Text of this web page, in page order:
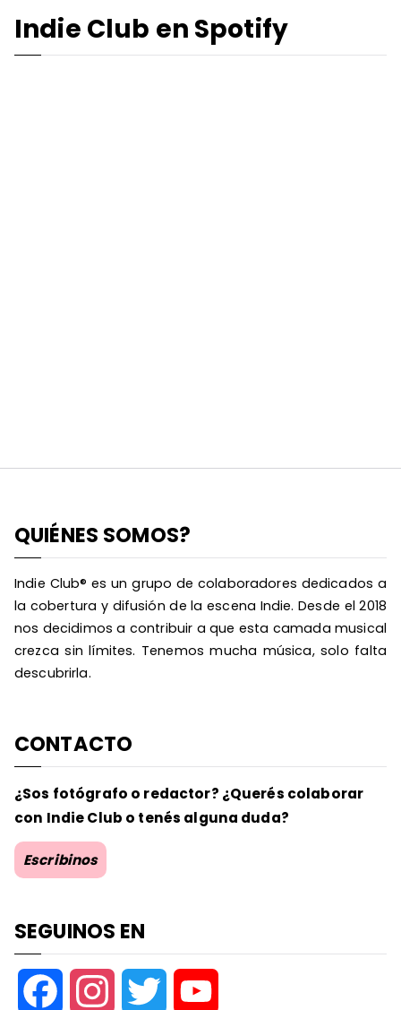
Indie Club en Spotify
QUIÉNES SOMOS?
Indie Club® es un grupo de colaboradores dedicados a
la cobertura y difusión de la escena Indie. Desde el 2018
nos decidimos a contribuir a que esta camada musical
crezca sin límites. Tenemos mucha música, solo falta
descubrirla.
CONTACTO
¿Sos fotógrafo o redactor? ¿Querés colaborar
con Indie Club o tenés alguna duda?
Escribinos
SEGUINOS EN